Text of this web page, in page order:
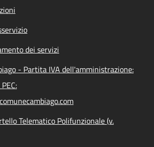
dei servizi
- Partita IVA dell'amministrazione:
Telematico Polifunzionale (v.